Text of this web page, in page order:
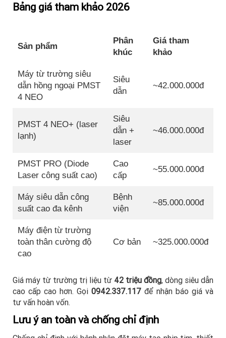
Bảng giá tham khảo 2026
Sản phẩm
Phân
khúc
Giá tham
khảo
Máy từ trường siêu
dẫn hồng ngoại PMST
4 NEO
Siêu
dẫn
~42.000.000đ
PMST 4 NEO+ (laser
lạnh)
Siêu
dẫn +
laser
~46.000.000đ
PMST PRO (Diode
Laser công suất cao)
Cao
cấp
~55.000.000đ
Máy siêu dẫn công
suất cao đa kênh
Bệnh
viện
~85.000.000đ
Máy điện từ trường
toàn thân cường độ
cao
Cơ bản ~325.000.000đ
Giá máy từ trường trị liệu từ 42 triệu đồng, dòng siêu dẫn
cao cấp cao hơn. Gọi 0942.337.117 để nhận báo giá và
tư vấn hoàn vốn.
Lưu ý an toàn và chống chỉ định